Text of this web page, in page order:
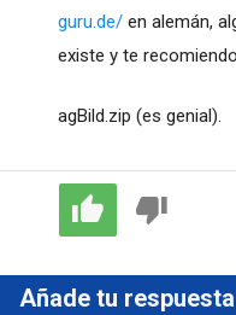
guru.de/en alemán,
existe y te
agBild.zip (es genial).
Añade tu respuesta